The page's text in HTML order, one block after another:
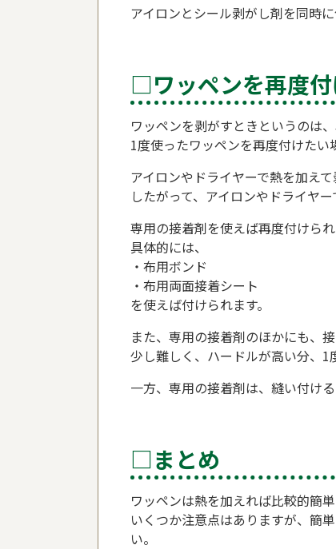
アイロンとシール剥がし剤を同時
□ワッペンを再度
ワッペンを剥がすときというのは
1度使ったワッペンを再度付けたい
アイロンやドライヤーで熱を加え
したがって、アイロンやドライヤ
専用の接着剤を使えば再度付けられ
具体的には、
・布用ボンド
・布用両面接着シート
を使えば付けられます。
また、専用の接着剤のほかにも、
少し難しく、ハードルが高い分、1
一方、専用の接着剤は、縫い付け
□まとめ
ワッペンは熱を加えれば比較的簡単
いくつか注意点はありますが、簡
い。